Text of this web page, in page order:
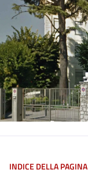
INDICE DELLA PAGINA